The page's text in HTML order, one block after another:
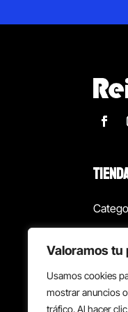
Valoramos tu
Usamos cookies
mostrar anuncios
tráfico. Al hacer
¡Las
Back